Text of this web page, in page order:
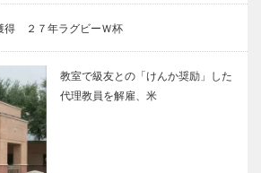
得 ２７年ラグビーＷ杯
教室で級友との「けんか奨励」した
代理教員を解雇、米